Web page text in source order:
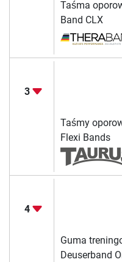
Taśma
Band CLX
3
Taśmy
Flexi Bands
4
Guma
Deuserband